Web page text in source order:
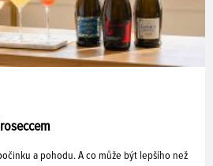
a pohodu. A co může být lepšího než